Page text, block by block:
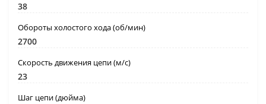
38
Обороты холостого хода (об/мин)
2700
Скорость движения цепи (м/с)
23
Шаг цепи (дюйма)